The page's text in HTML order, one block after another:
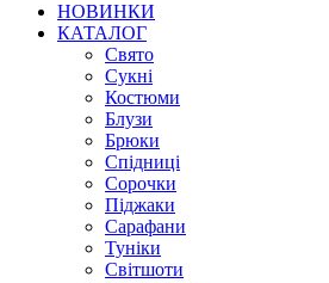
НОВИНКИ
КАТАЛОГ
Свято
Сукні
Костюми
Блузи
Брюки
Спідниці
Сорочки
Піджаки
Сарафани
Туніки
Світшоти